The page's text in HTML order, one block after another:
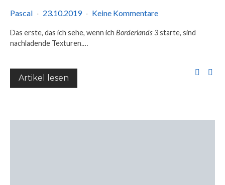
Pascal 23.10.2019 Keine Kommentare
Das erste, das ich sehe, wenn ich Borderlands 3starte, sind
nachladende Texturen.…
Artikel lesen